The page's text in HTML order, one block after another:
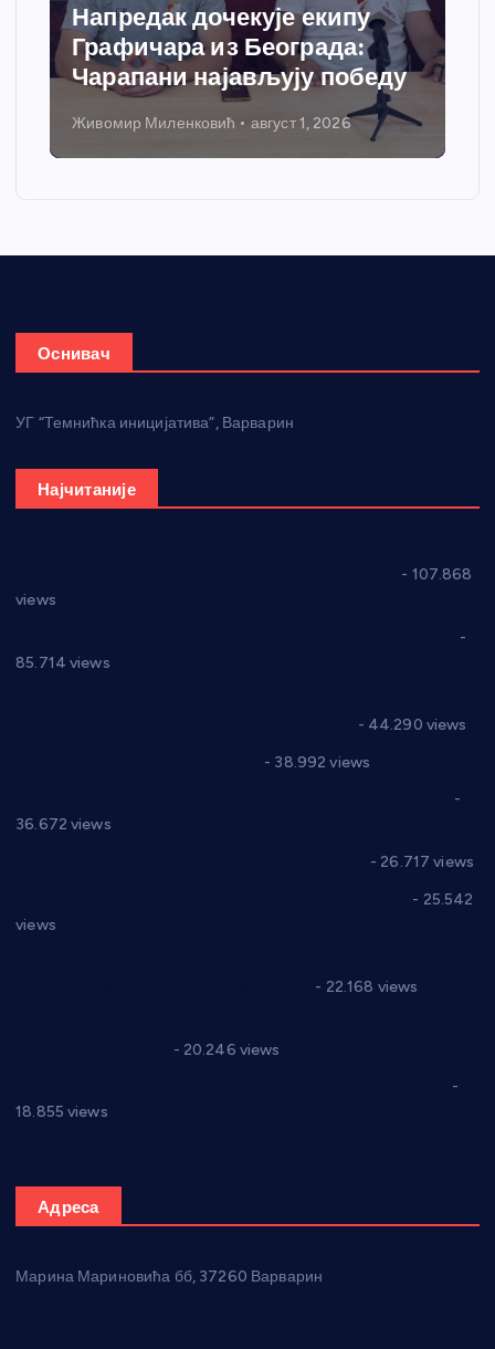
Спортски центар “Ћићевац”
добија савремени систем
грејања
Никола Петровић јул 31, 2026
Оснивач
УГ “Темнићка иницијатива”, Варварин
Најчитаније
- 107.868
views
-
85.714 views
- 44.290 views
- 38.992 views
-
36.672 views
- 26.717 views
- 25.542
views
- 22.168 views
- 20.246 views
-
18.855 views
Адреса
Марина Мариновића бб, 37260 Варварин